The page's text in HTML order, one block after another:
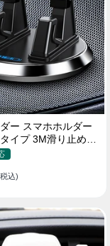
ー スマホホルダー
イプ 3M滑り止めシ
ド 全機種
込)